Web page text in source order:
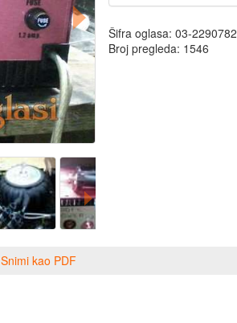
Šifra oglasa: 03-2290782
Broj pregleda: 1546
Snimi kao PDF